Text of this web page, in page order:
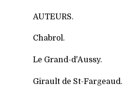
AUTEURS.
Chabrol.
Le Grand-d'Aussy.
Girault de St-Fargeaud.